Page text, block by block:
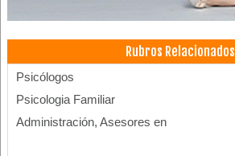
Rubros Relacionados
Psicólogos
Psicologia Familiar
Administración, Asesores en